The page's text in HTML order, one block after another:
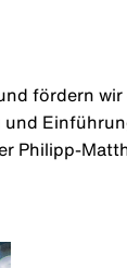
fördern
Philipp-